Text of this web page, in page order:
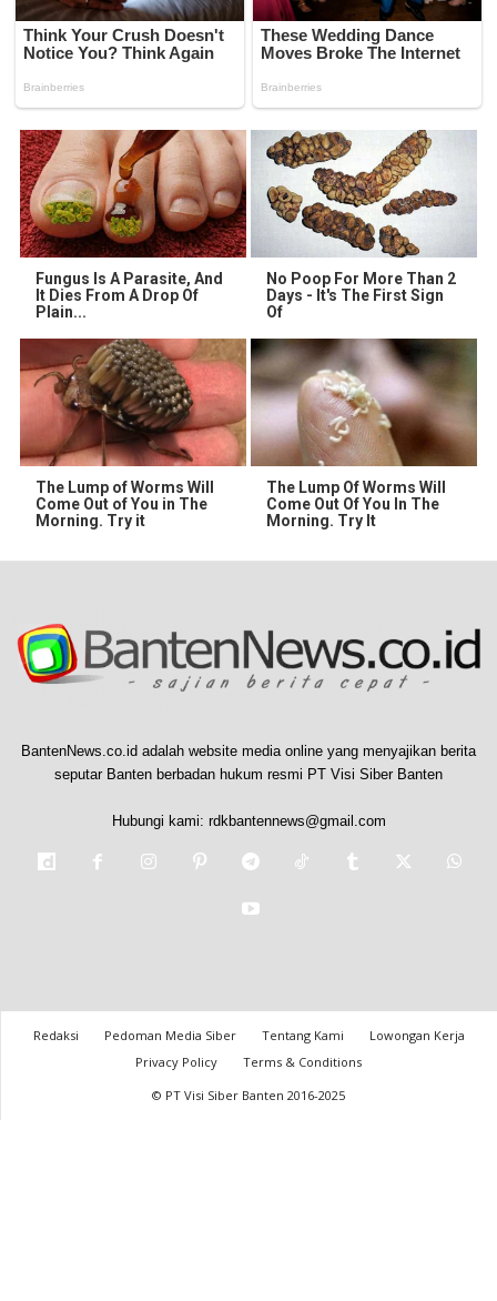
Fungus Is A Parasite, And
It Dies From A Drop Of
Plain...
No Poop For More Than 2
Days - It's The First Sign
Of
The Lump of Worms Will
Come Out of You in The
Morning. Try it
The Lump Of Worms Will
Come Out Of You In The
Morning. Try It
BantenNews.co.id adalah website media online yang menyajikan berita
seputar Banten berbadan hukum resmi PT Visi Siber Banten
Hubungi kami: rdkbantennews@gmail.com
Redaksi Pedoman Media Siber Tentang Kami
Lowongan Kerja
Privacy Policy
Terms & Conditions
© PT Visi Siber Banten 2016-2025